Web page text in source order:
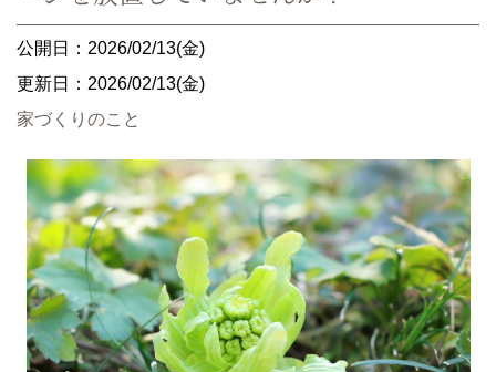
公開日：2026/02/13(金)
更新日：2026/02/13(金)
家づくりのこと